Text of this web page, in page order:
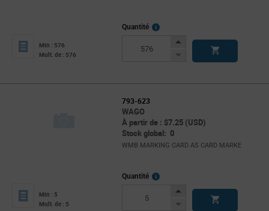
Min : 576
Mult. de : 576
Quantité
More
Increase
Decrease
793-623
WAGO
À partir de : $7.25 (USD)
Stock global: 0
WMB MARKING CARD AS CARD MARKE
Min : 5
Mult. de : 5
Quantité
More
Increase
Decrease